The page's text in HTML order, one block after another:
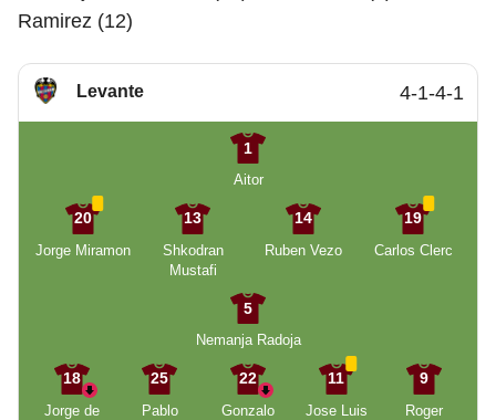
Ramirez (12)
Levante 4-1-4-1
1
Aitor
20
Jorge Miramon
13
Shkodran
Mustafi
14
Ruben Vezo
19
Carlos Clerc
5
Nemanja Radoja
18
Jorge de
25
Pablo
22
Gonzalo
11
Jose Luis
9
Roger